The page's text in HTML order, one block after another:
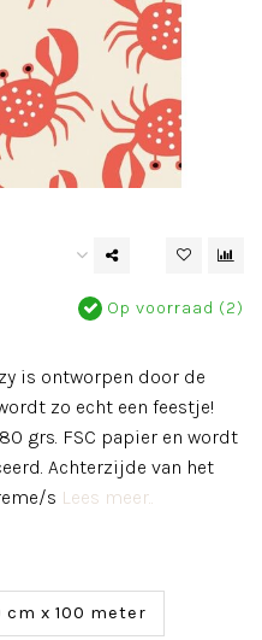
Op voorraad (2)
is ontworpen door de
zo echt een feestje!
grs. FSC papier en wordt
Achterzijde van het
s Lees meer..
cm x 100 meter